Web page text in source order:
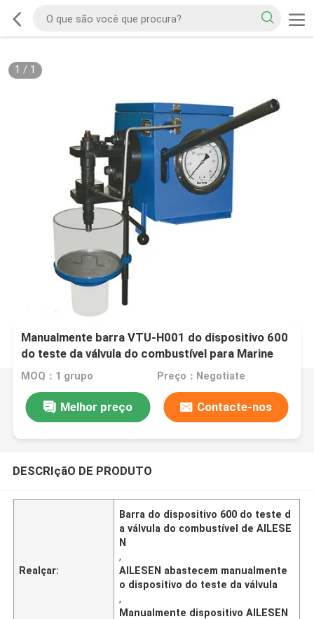
1 / 1
Manualmente barra VTU-H001 do dispositivo 600
do teste da válvula do combustível para Marine
Diesel Engine auxiliar
MOQ：1 grupo Preço：Negotiate
Melhor preço Contacte-nos
DESCRIçãO DE PRODUTO
Realçar:
Barra do dispositivo 600 do teste d
a válvula do combustível de AILESE
N
,
AILESEN abastecem manualmente
o dispositivo do teste da válvula
,
Manualmente dispositivo AILESEN